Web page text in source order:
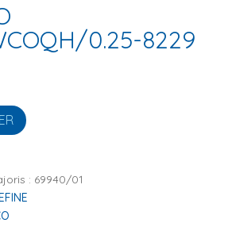
0.25-8229
: 69940/01